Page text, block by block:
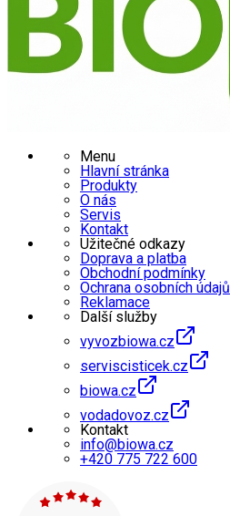
Menu
Hlavní stránka
Produkty
O nás
Servis
Kontakt
Užitečné odkazy
Doprava a platba
Obchodní podmínky
Ochrana osobních údajů
Reklamace
Další služby
vyvozbiowa.cz
serviscisticek.cz
biowa.cz
vodadovoz.cz
Kontakt
info@biowa.cz
+420 775 722 600